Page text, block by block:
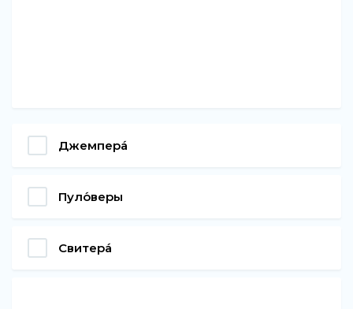
Джемпера́
Пуло́веры
Свитера́